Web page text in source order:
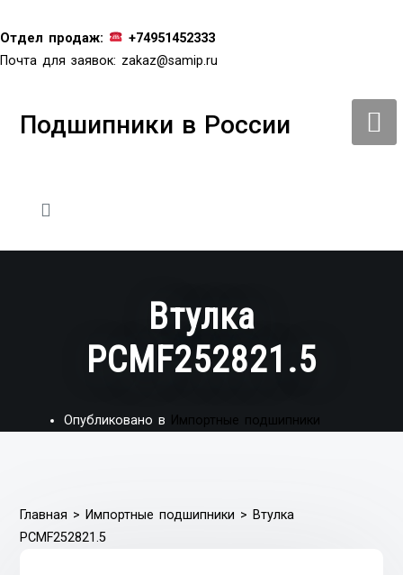
к
содержимому
Отдел продаж:
+74951452333
Почта для заявок: zakaz@samip.ru
Подшипники в России
Втулка
PCMF252821.5
Опубликовано в Импортные подшипники
Главная > Импортные подшипники > Втулка
PCMF252821.5